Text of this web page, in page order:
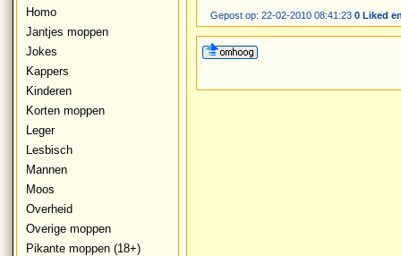
Homo
Jantjes moppen
Jokes
Kappers
Kinderen
Korten moppen
Leger
Lesbisch
Mannen
Moos
Overheid
Overige moppen
Pikante moppen (18+)
Gepost op: 22-02-2010 08:41:23 0 Liked